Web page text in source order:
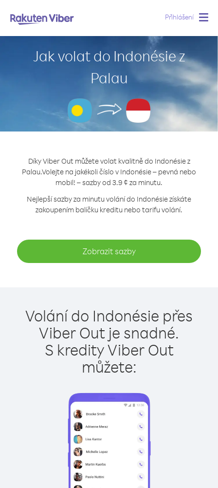
Přihlášení
Jak volat do Indonésie z
Palau
Díky Viber Out můžete volat kvalitně do Indonésie z
Palau.Volejte na jakékoli číslo v Indonésie – pevná nebo
mobil! – sazby od 3.9 ¢ za minutu.
Nejlepší sazby za minutu volání do Indonésie získáte
zakoupením balíčku kreditu nebo tarifu volání.
Zobrazit sazby
Volání do Indonésie přes
Viber Out je snadné.
S kredity Viber Out
můžete: